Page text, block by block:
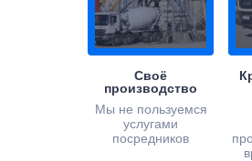
Своё
производство
Мы не пользуемся
услугами
посредников